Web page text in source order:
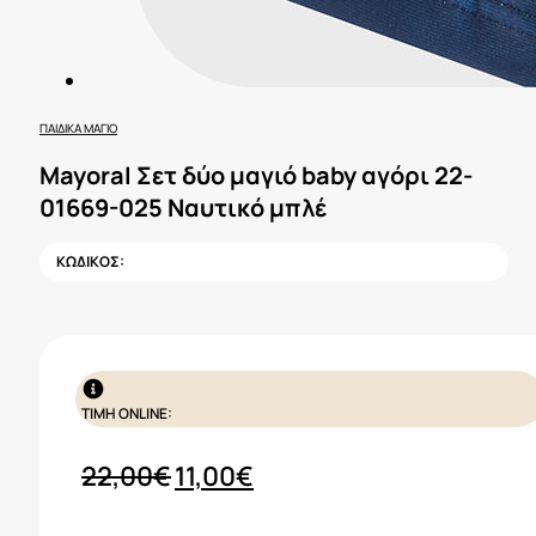
ΠΑΙΔΙΚΆ ΜΑΓΙΌ
Mayoral Σετ δύο μαγιό baby αγόρι 22-
01669-025 Ναυτικό μπλέ
ΚΩΔΙΚΟΣ:
ΤΙΜΗ ONLINE:
22,00€Original
11,00€